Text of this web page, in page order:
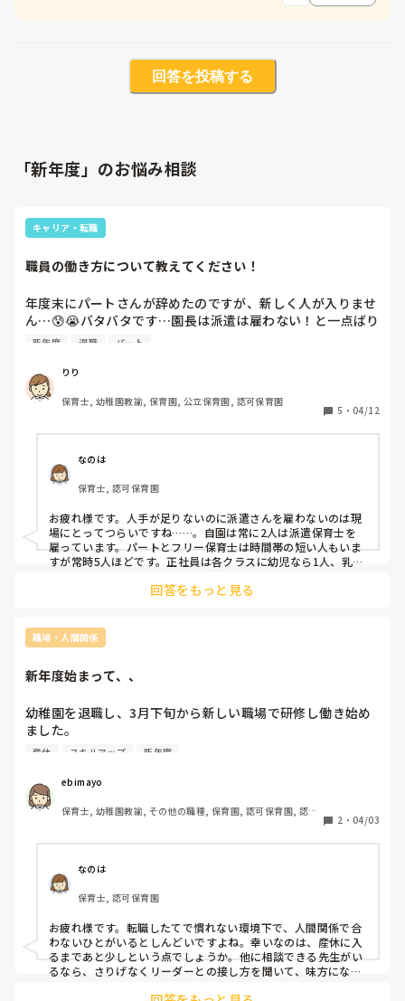
回答を投稿する
「新年度」のお悩み相談
キャリア・転職
職員の働き方について教えてください！
年度末にパートさんが辞めたのですが、新しく人が入りませ
ん…😰😭バタバタです…園長は派遣は雇わない！と一点ばり
で…みなさんの園は正職員、派遣、パートなどの割合はどん
新年度 退職 パート
りり
保育士, 幼稚園教諭, 保育園, 公立保育園, 認可保育園
5 ・ 04/12
なのは
保育士, 認可保育園
お疲れ様です。人手が足りないのに派遣さんを雇わないのは現
場にとってつらいですね……。自園は常に2人は派遣保育士を
雇っています。パートとフリー保育士は時間帯の短い人もいま
すが常時5人ほどです。正社員は各クラスに幼児なら1人、乳児
回答をもっと見る
職場・人間関係
新年度始まって、、
幼稚園を退職し、3月下旬から新しい職場で研修し働き始め
ました。
新年度初日からクラスリーダーの先生に色々指導され、リー
くら経験者でもまだ分からないことのほうが多いし、顔色を
伺ったりまだ子どもとも職員とも慣れる段階です。
リーダーの先生は3，4ヶ月だけ一緒に働いて途中から産休に
他のクラスの先生には相談しやすいですが、リーダーの先生
相手だと聞けないです。
どうしたらいいですか。色々言われて泣きそうです。
産休 スキルアップ 新年度
ebimayo
保育士, 幼稚園教諭, その他の職種, 保育園, 認可保育園, 認
2 ・ 04/03
なのは
保育士, 認可保育園
お疲れ様です。転職したてで慣れない環境下で、人間関係で合
わないひとがいるとしんどいですよね。幸いなのは、産休に入
るまであと少しという点でしょうか。他に相談できる先生がい
るなら、さりげなくリーダーとの接し方を聞いて、味方になっ